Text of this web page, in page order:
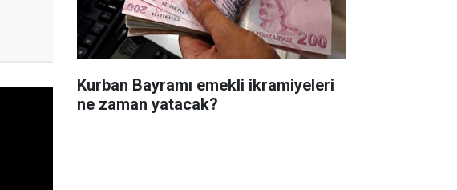
Kurban Bayramı emekli ikramiyeleri
ne zaman yatacak?